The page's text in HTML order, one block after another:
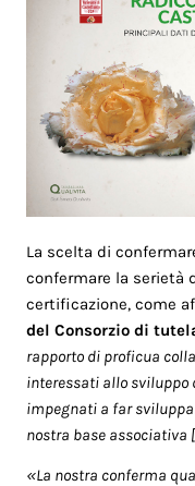
La scelta di
confermare la serietà
certificazione, come
delConsorzio di
rapporto di proficua
interessati allo
impegnati a far
nostra base associativa
«La nostra conferma